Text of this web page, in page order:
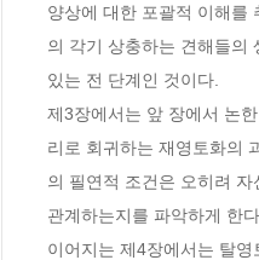
양상에 대한 포괄적 이해를
의 각기 상충하는 견해들의
있는 전 단계인 것이다.
제3장에서는 앞 장에서 논
리로 회귀하는 재영토화의
의 필연적 조건은 오히려
관계하는지를 파악하게 한
이어지는 제4장에서는 탈